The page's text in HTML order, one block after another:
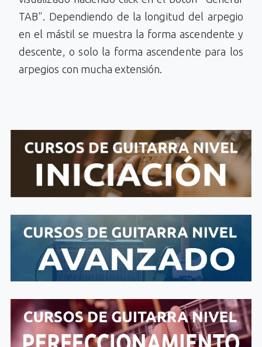
TAB". Dependiendo de la longitud del arpegio
en el mástil se muestra la forma ascendente y
descente, o solo la forma ascendente para los
arpegios con mucha extensión.